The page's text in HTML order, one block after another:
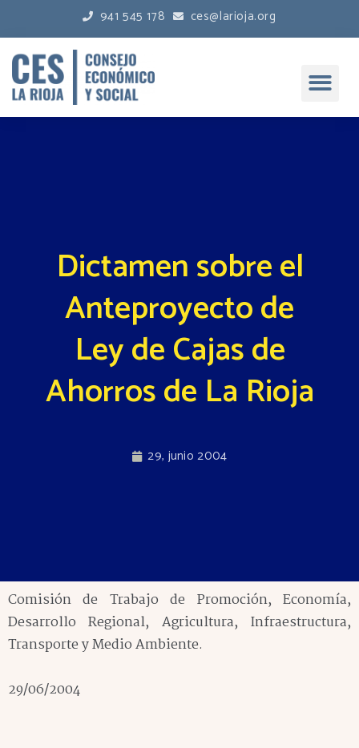
941 545 178 ces@larioja.org
Dictamen sobre el
Anteproyecto de
Ley de Cajas de
Ahorros de La Rioja
29, junio 2004
Comisión de Trabajo de Promoción, Economía,
Desarrollo Regional, Agricultura, Infraestructura,
Transporte y Medio Ambiente.
29/06/2004